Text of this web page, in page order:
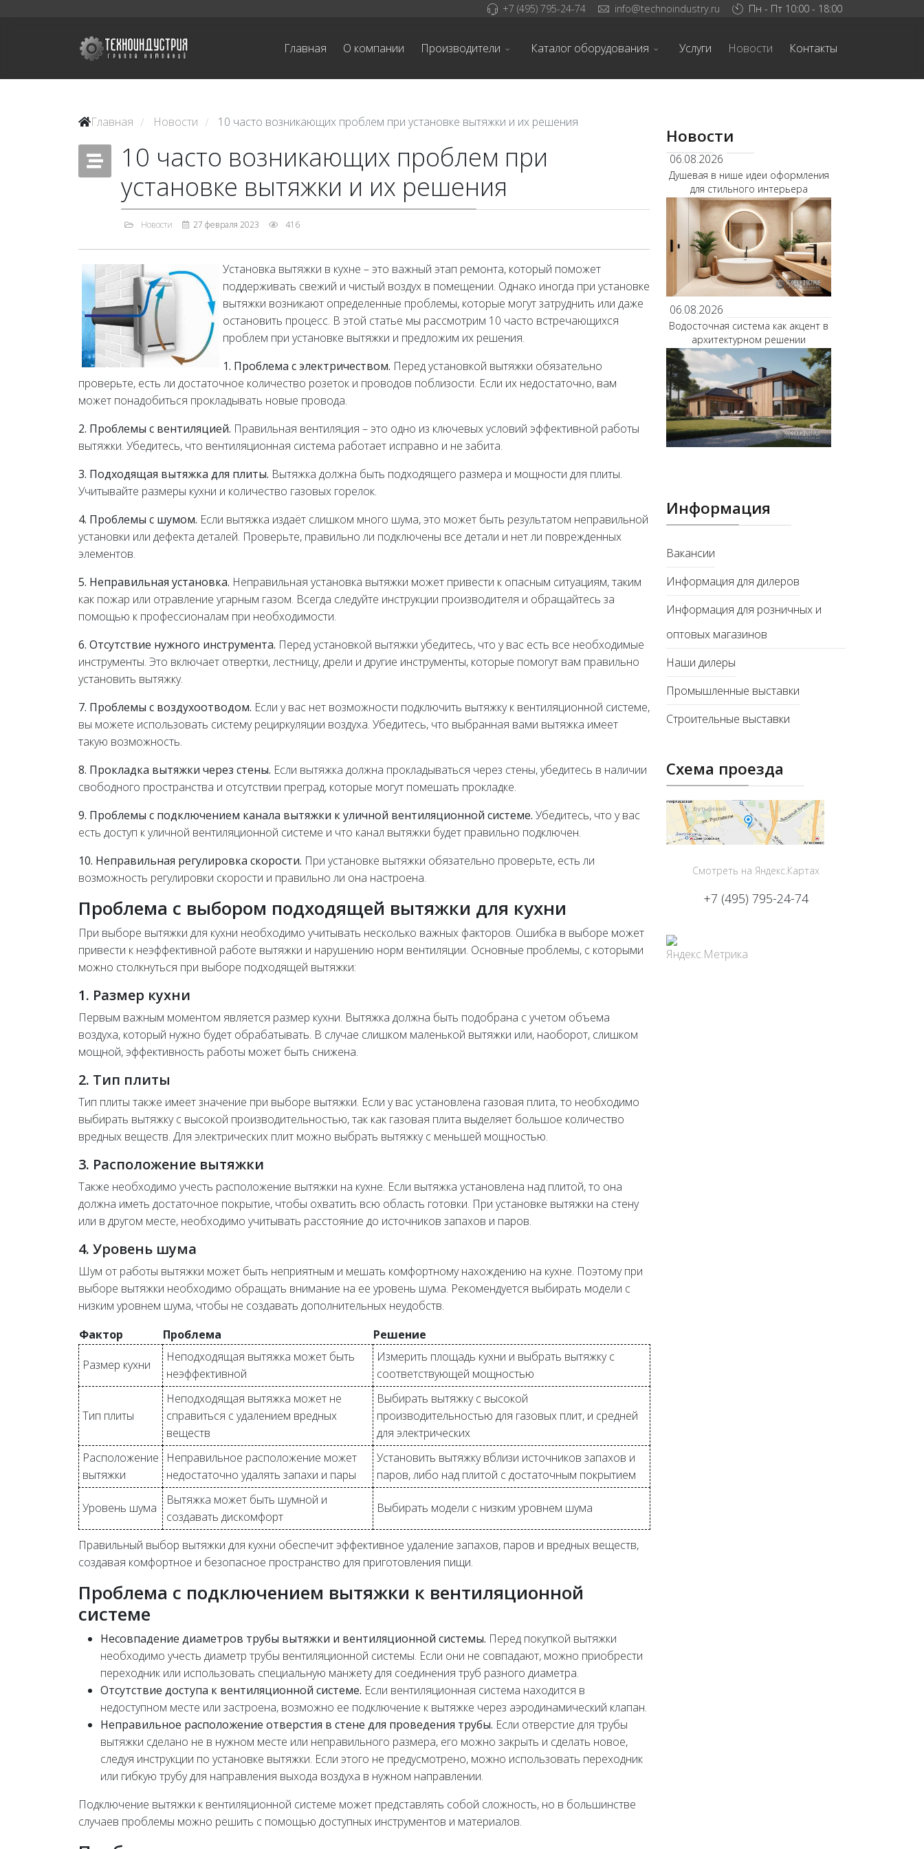
+7 (495) 795-24-74 info@technoindustry.ru Пн - Пт 10:00 - 18:00
Главная О компании Производители Каталог оборудования Услуги Новости Контакты
Главная / Новости / 10 часто возникающих проблем при установке вытяжки и их решения
10 часто возникающих проблем при
установке вытяжки и их решения
Новости 27 февраля 2023 416
Установка вытяжки в кухне – это важный этап ремонта, который поможет
поддерживать свежий и чистый воздух в помещении. Однако иногда при установке
вытяжки возникают определенные проблемы, которые могут затруднить или даже
остановить процесс. В этой статье мы рассмотрим 10 часто встречающихся
проблем при установке вытяжки и предложим их решения.
1. Проблема с электричеством. Перед установкой вытяжки обязательно
проверьте, есть ли достаточное количество розеток и проводов поблизости. Если их недостаточно, вам
может понадобиться прокладывать новые провода.
2. Проблемы с вентиляцией. Правильная вентиляция – это одно из ключевых условий эффективной работы
вытяжки. Убедитесь, что вентиляционная система работает исправно и не забита.
3. Подходящая вытяжка для плиты. Вытяжка должна быть подходящего размера и мощности для плиты.
Учитывайте размеры кухни и количество газовых горелок.
4. Проблемы с шумом. Если вытяжка издаёт слишком много шума, это может быть результатом неправильной
установки или дефекта деталей. Проверьте, правильно ли подключены все детали и нет ли поврежденных
элементов.
5. Неправильная установка. Неправильная установка вытяжки может привести к опасным ситуациям, таким
как пожар или отравление угарным газом. Всегда следуйте инструкции производителя и обращайтесь за
помощью к профессионалам при необходимости.
6. Отсутствие нужного инструмента. Перед установкой вытяжки убедитесь, что у вас есть все необходимые
инструменты. Это включает отвертки, лестницу, дрели и другие инструменты, которые помогут вам правильно
установить вытяжку.
7. Проблемы с воздухоотводом. Если у вас нет возможности подключить вытяжку к вентиляционной системе,
вы можете использовать систему рециркуляции воздуха. Убедитесь, что выбранная вами вытяжка имеет
такую возможность.
8. Прокладка вытяжки через стены. Если вытяжка должна прокладываться через стены, убедитесь в наличии
свободного пространства и отсутствии преград, которые могут помешать прокладке.
9. Проблемы с подключением канала вытяжки к уличной вентиляционной системе. Убедитесь, что у вас
есть доступ к уличной вентиляционной системе и что канал вытяжки будет правильно подключен.
10. Неправильная регулировка скорости. При установке вытяжки обязательно проверьте, есть ли
возможность регулировки скорости и правильно ли она настроена.
Проблема с выбором подходящей вытяжки для кухни
При выборе вытяжки для кухни необходимо учитывать несколько важных факторов. Ошибка в выборе может
привести к неэффективной работе вытяжки и нарушению норм вентиляции. Основные проблемы, с которыми
можно столкнуться при выборе подходящей вытяжки:
1. Размер кухни
Первым важным моментом является размер кухни. Вытяжка должна быть подобрана с учетом объема
воздуха, который нужно будет обрабатывать. В случае слишком маленькой вытяжки или, наоборот, слишком
мощной, эффективность работы может быть снижена.
2. Тип плиты
Тип плиты также имеет значение при выборе вытяжки. Если у вас установлена газовая плита, то необходимо
выбирать вытяжку с высокой производительностью, так как газовая плита выделяет большое количество
вредных веществ. Для электрических плит можно выбрать вытяжку с меньшей мощностью.
3. Расположение вытяжки
Также необходимо учесть расположение вытяжки на кухне. Если вытяжка установлена над плитой, то она
должна иметь достаточное покрытие, чтобы охватить всю область готовки. При установке вытяжки на стену
или в другом месте, необходимо учитывать расстояние до источников запахов и паров.
4. Уровень шума
Шум от работы вытяжки может быть неприятным и мешать комфортному нахождению на кухне. Поэтому при
выборе вытяжки необходимо обращать внимание на ее уровень шума. Рекомендуется выбирать модели с
низким уровнем шума, чтобы не создавать дополнительных неудобств.
Фактор
Проблема
Решение
Размер кухни
Неподходящая вытяжка может быть
неэффективной
Измерить площадь кухни и выбрать вытяжку с
соответствующей мощностью
Тип плиты
Неподходящая вытяжка может не
справиться с удалением вредных
веществ
Выбирать вытяжку с высокой
производительностью для газовых плит, и средней
для электрических
Расположение
вытяжки
Неправильное расположение может
недостаточно удалять запахи и пары
Установить вытяжку вблизи источников запахов и
паров, либо над плитой с достаточным покрытием
Уровень шума
Вытяжка может быть шумной и
создавать дискомфорт
Выбирать модели с низким уровнем шума
Правильный выбор вытяжки для кухни обеспечит эффективное удаление запахов, паров и вредных веществ,
создавая комфортное и безопасное пространство для приготовления пищи.
Проблема с подключением вытяжки к вентиляционной
системе
Несовпадение диаметров трубы вытяжки и вентиляционной системы. Перед покупкой вытяжки
необходимо учесть диаметр трубы вентиляционной системы. Если они не совпадают, можно приобрести
переходник или использовать специальную манжету для соединения труб разного диаметра.
Отсутствие доступа к вентиляционной системе. Если вентиляционная система находится в
недоступном месте или застроена, возможно ее подключение к вытяжке через аэродинамический клапан.
Неправильное расположение отверстия в стене для проведения трубы. Если отверстие для трубы
вытяжки сделано не в нужном месте или неправильного размера, его можно закрыть и сделать новое,
следуя инструкции по установке вытяжки. Если этого не предусмотрено, можно использовать переходник
или гибкую трубу для направления выхода воздуха в нужном направлении.
Подключение вытяжки к вентиляционной системе может представлять собой сложность, но в большинстве
случаев проблемы можно решить с помощью доступных инструментов и материалов.
Новости
06.08.2026
Душевая в нише идеи оформления
для стильного интерьера
06.08.2026
Водосточная система как акцент в
архитектурном решении
Информация
Вакансии
Информация для дилеров
Информация для розничных и
оптовых магазинов
Наши дилеры
Промышленные выставки
Строительные выставки
Схема проезда
Смотреть на Яндекс.Картах
+7 (495) 795-24-74